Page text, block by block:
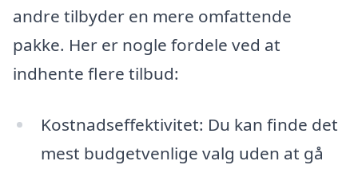
andre tilbyder en mere omfattende
pakke. Her er nogle fordele ved at
indhente flere tilbud:
Kostnadseffektivitet: Du kan finde det
mest budgetvenlige valg uden at gå